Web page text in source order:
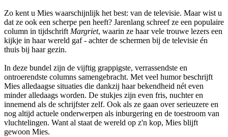
Zo kent u Mies waarschijnlijk het best: van de televisie. Maar wist u
dat ze ook een scherpe pen heeft? Jarenlang schreef ze een populaire
column in tijdschriftMargriet, waarin ze haar vele trouwe lezers een
kijkje in haar wereld gaf - achter de schermen bij de televisie én
thuis bij haar gezin.
In deze bundel zijn de vijftig grappigste, verrassendste en
ontroerendste columns samengebracht. Met veel humor beschrijft
Mies alledaagse situaties die dankzij haar bekendheid nét even
minder alledaags worden. De stukjes zijn even fris, nuchter en
innemend als de schrijfster zelf. Ook als ze gaan over serieuzere en
nog altijd actuele onderwerpen als inburgering en de toestroom van
vluchtelingen. Want al staat de wereld op z'n kop, Mies blijft
gewoon Mies.